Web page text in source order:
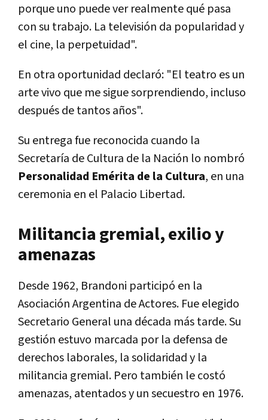
porque uno puede ver realmente qué pasa
con su trabajo. La televisión da popularidad y
el cine, la perpetuidad".
En otra oportunidad declaró: "El teatro es un
arte vivo que me sigue sorprendiendo, incluso
después de tantos años".
Su entrega fue reconocida cuando la
Secretaría de Cultura de la Nación lo nombró
Personalidad Emérita de la Cultura, en una
ceremonia en el Palacio Libertad.
Militancia gremial, exilio y
amenazas
Desde 1962, Brandoni participó en la
Asociación Argentina de Actores. Fue elegido
Secretario General una década más tarde. Su
gestión estuvo marcada por la defensa de
derechos laborales, la solidaridad y la
militancia gremial. Pero también le costó
amenazas, atentados y un secuestro en 1976.